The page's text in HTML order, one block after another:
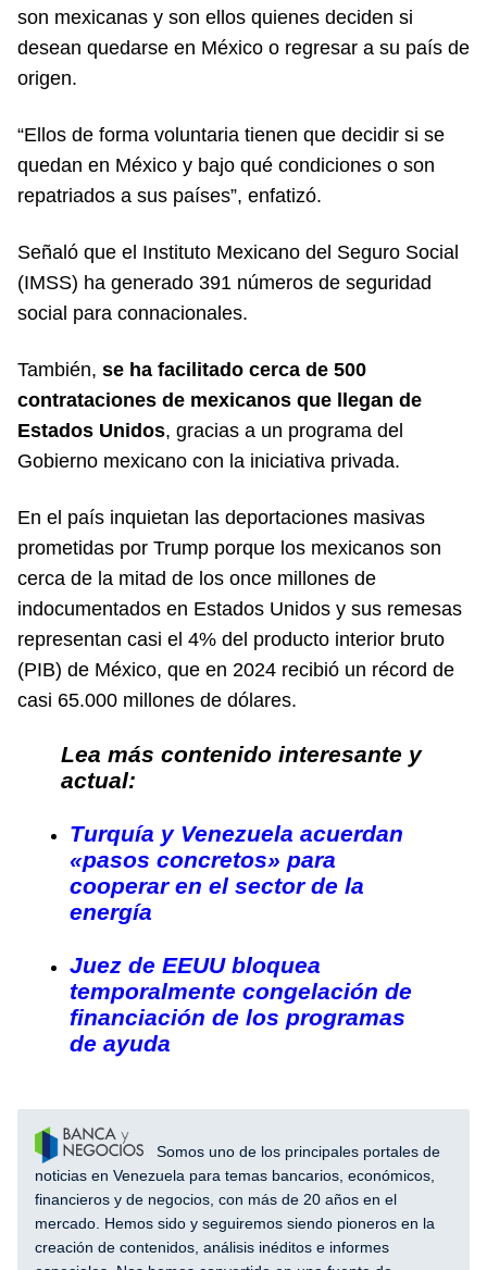
son mexicanas y son ellos quienes deciden si
desean quedarse en México o regresar a su país de
origen.
“Ellos de forma voluntaria tienen que decidir si se
quedan en México y bajo qué condiciones o son
repatriados a sus países”, enfatizó.
Señaló que el Instituto Mexicano del Seguro Social
(IMSS) ha generado 391 números de seguridad
social para connacionales.
También, se ha facilitado cerca de 500
contrataciones de mexicanos que llegan de
Estados Unidos, gracias a un programa del
Gobierno mexicano con la iniciativa privada.
En el país inquietan las deportaciones masivas
prometidas por Trump porque los mexicanos son
cerca de la mitad de los once millones de
indocumentados en Estados Unidos y sus remesas
representan casi el 4% del producto interior bruto
(PIB) de México, que en 2024 recibió un récord de
casi 65.000 millones de dólares.
Lea más contenido interesante y
actual:
Turquía y Venezuela acuerdan
«pasos concretos» para
cooperar en el sector de la
energía
Juez de EEUU bloquea
temporalmente congelación de
financiación de los programas
de ayuda
Somos uno de los principales portales de
noticias en Venezuela para temas bancarios, económicos,
financieros y de negocios, con más de 20 años en el
mercado. Hemos sido y seguiremos siendo pioneros en la
creación de contenidos, análisis inéditos e informes